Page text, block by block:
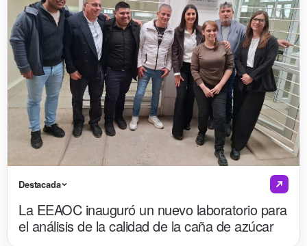
Destacada
La EEAOC inauguró un nuevo laboratorio para
el análisis de la calidad de la caña de azúcar